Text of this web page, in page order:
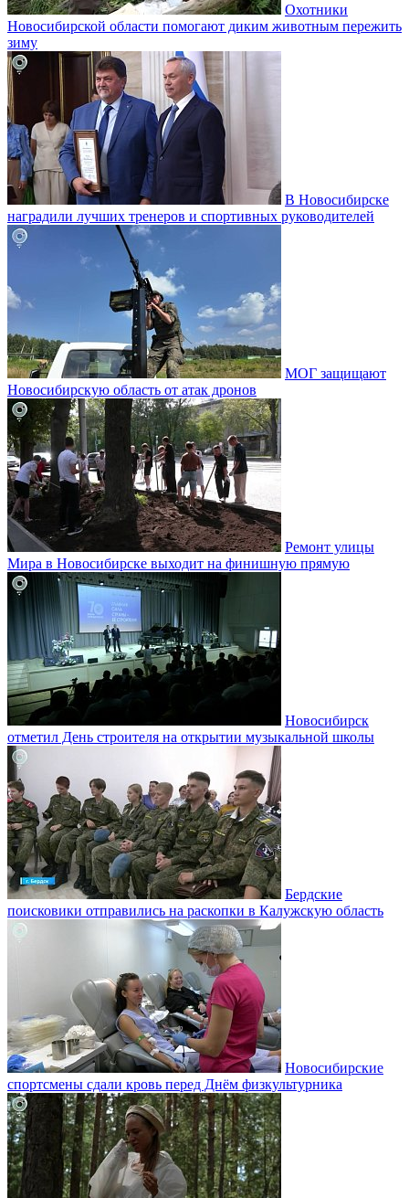
Охотники
Новосибирской области помогают диким животным пережить
зиму
В Новосибирске
наградили лучших тренеров и спортивных руководителей
МОГ защищают
Новосибирскую область от атак дронов
Ремонт улицы
Мира в Новосибирске выходит на финишную прямую
Новосибирск
отметил День строителя на открытии музыкальной школы
Бердские
поисковики отправились на раскопки в Калужскую область
Новосибирские
спортсмены сдали кровь перед Днём физкультурника